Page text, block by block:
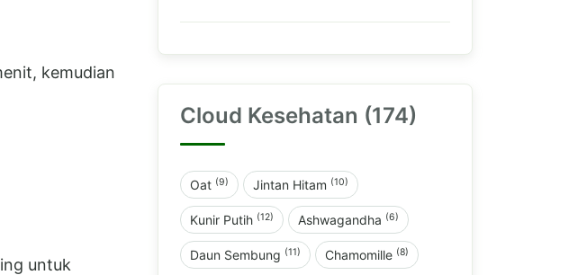
kemudian
untuk
Cloud Kesehatan (174)
Oat (9) Jintan Hitam (10)
Kunir Putih (12) Ashwagandha (6)
Daun Sembung (11) Chamomille (8)